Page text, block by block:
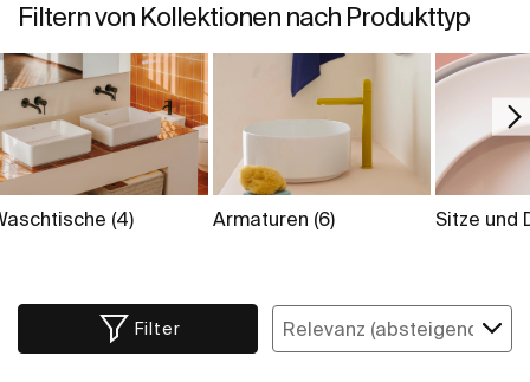
Filtern von Kollektionen nach Produkttyp
(4) Armaturen (6) Sitze und
Filter